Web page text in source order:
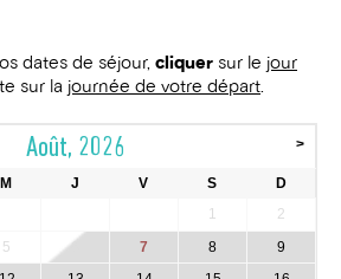
dates de séjour, cliquer sur le jour
sur la journée de votre départ.
Août, 2026
M J V S
D
1
2
5 6 7 8
9
>